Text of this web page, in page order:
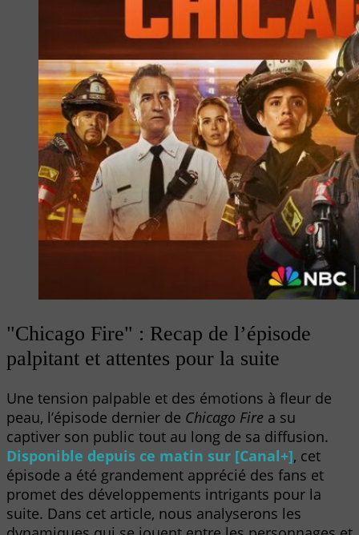
"Chicago Fire" : Recap de l’épisode
palpitant et attentes pour la suite
Une tension palpable et des émotions à fleur de
peau, l’épisode dernier de Chicago Fire a su
captiver son public tout au long de sa diffusion.
Disponible depuis ce matin sur [Canal+], cet
épisode a été grandement apprécié des fans et
promet des développements intrigants pour la
suite. Dans cet article, nous analyserons les